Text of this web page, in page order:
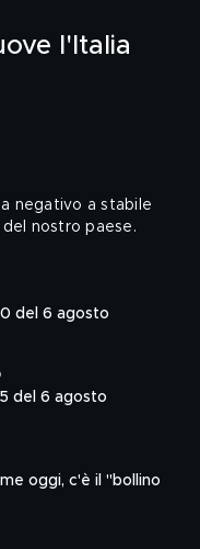
l'Italia
negativo a stabile
nostro paese.
del 6 agosto
del 6 agosto
oggi, c'è il "bollino